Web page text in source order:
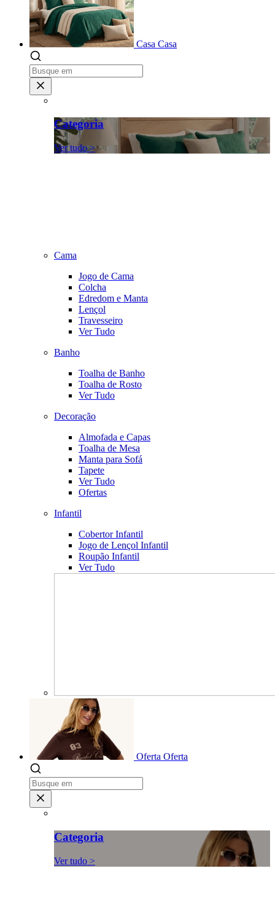
Casa Casa
Categoria
Ver tudo >
Cama
Jogo de Cama
Colcha
Edredom e Manta
Lençol
Travesseiro
Ver Tudo
Banho
Toalha de Banho
Toalha de Rosto
Ver Tudo
Decoração
Almofada e Capas
Toalha de Mesa
Manta para Sofá
Tapete
Ver Tudo
Ofertas
Infantil
Cobertor Infantil
Jogo de Lençol Infantil
Roupão Infantil
Ver Tudo
Oferta Oferta
Categoria
Ver tudo >